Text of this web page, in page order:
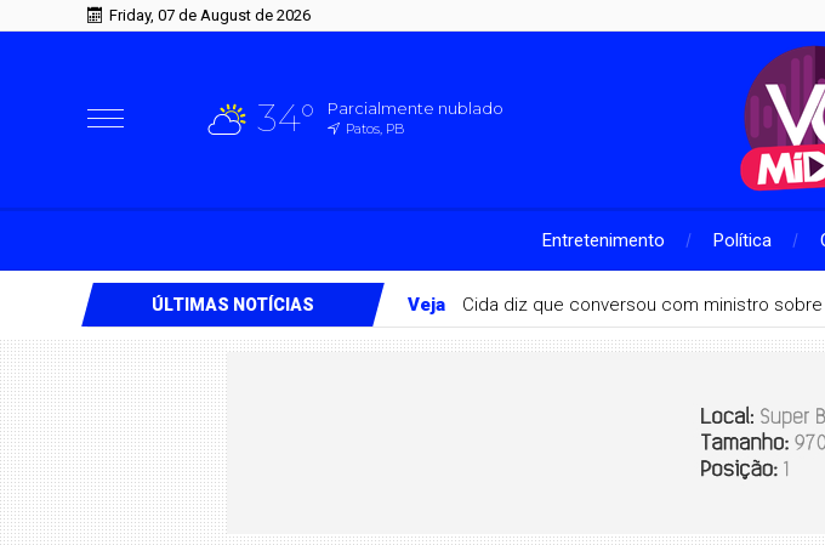
Friday, 07 de August de 2026
34° Parcialmente nublado
Patos, PB
Entretenimento Política
ÚLTIMAS NOTÍCIAS Veja Cida diz que conversou com ministro